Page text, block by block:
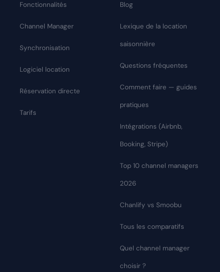
Fonctionnalités
Channel Manager
Synchronisation
Logiciel location
Réservation directe
Tarifs
Blog
Lexique de la location
saisonnière
Questions fréquentes
Comment faire — guides
pratiques
Intégrations (Airbnb,
Booking, Stripe)
Top 10 channel managers
2026
Chanlify vs Smoobu
Tous les comparatifs
Quel channel manager
choisir ?